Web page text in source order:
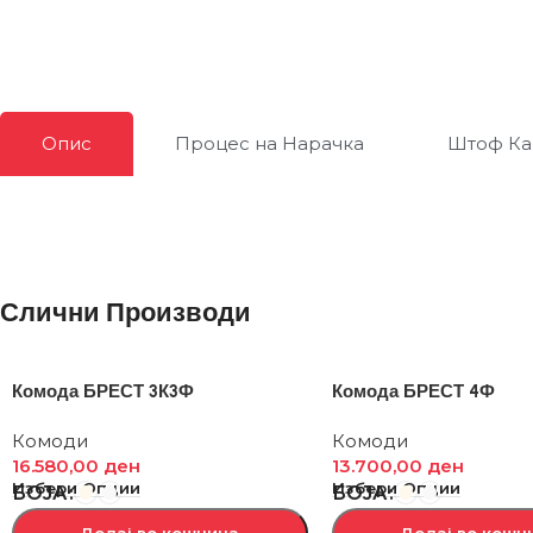
Опис Процес на Нарачка Штоф
Слични Производи
Комода БРЕСТ 3К3Ф
Комоди
16.580,00 ден
Избери Опции
БОЈА
Комода БРЕСТ 4Ф
Комоди
13.700,00 ден
Избери Опции
БОЈА